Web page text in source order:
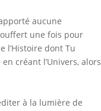
aucune
une fois pour
l’Histoire dont Tu
créant l’Univers, alors
à la lumière de